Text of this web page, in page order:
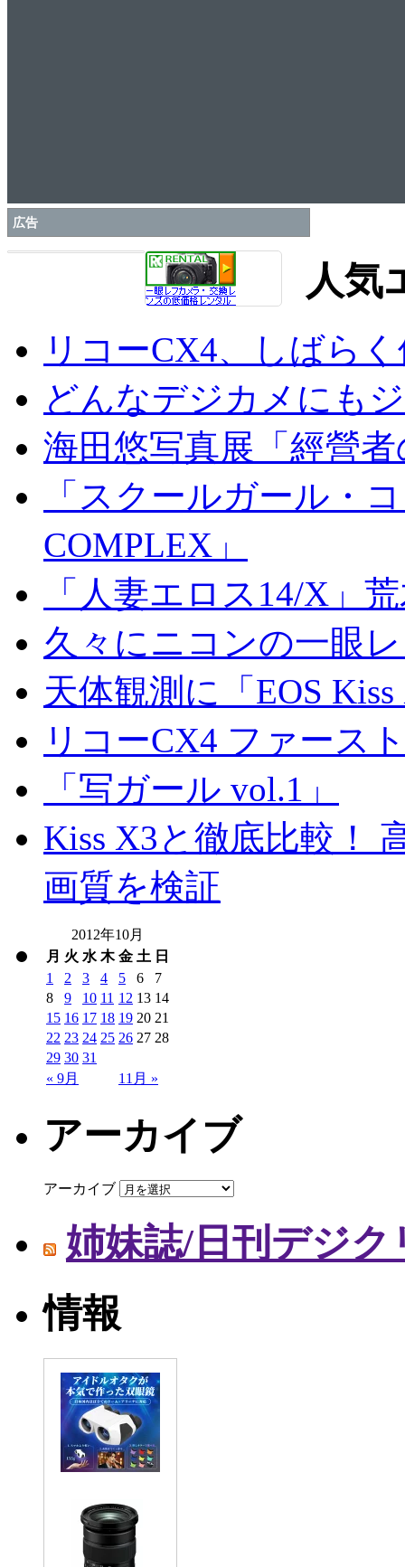
広告
人気
リコーCX4、しばら
どんなデジカメにも
海田悠写真展「經營
「スクールガール・
COMPLEX」
「人妻エロス14/X」
久々にニコンの一眼
天体観測に「EOS
リコーCX4 ファース
「写ガール vol.1」
Kiss X3と徹底比較！
画質を検証
2012年10月
月 火 水 木 金 土 日
« 9月 11月 »
1 2 3 4 5 6
7
8
9 10 11 12 13 14
15 16 17 18 19 20 21
22 23 24 25 26 27 28
29 30 31
アーカイブ
アーカイブ
姉妹誌/日刊デジク
情報